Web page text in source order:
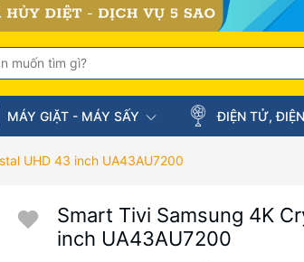
MÁY GIẶT - MÁY SẤY ĐIỆN TỬ,
UHD 43 inch UA43AU7200
Smart Tivi Samsung 4K
inch UA43AU7200